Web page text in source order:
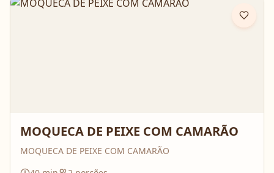
MOQUECA DE PEIXE COM CAMARÃO
MOQUECA DE PEIXE COM CAMARÃO